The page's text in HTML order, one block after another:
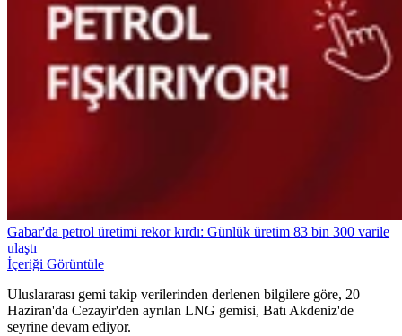
Gabar'da petrol üretimi rekor kırdı: Günlük üretim 83 bin 300 varile
ulaştı
İçeriği Görüntüle
Uluslararası gemi takip verilerinden derlenen bilgilere göre, 20
Haziran'da Cezayir'den ayrılan LNG gemisi, Batı Akdeniz'de
seyrine devam ediyor.